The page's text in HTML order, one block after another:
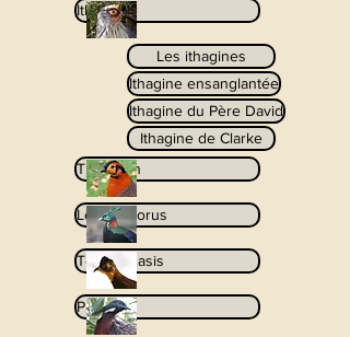
Ithaginis
Les ithagines
Ithagine ensanglantée
Ithagine du Père David
Ithagine de Clarke
Tragopan
Lophophorus
Tetraophasis
Pucrasia